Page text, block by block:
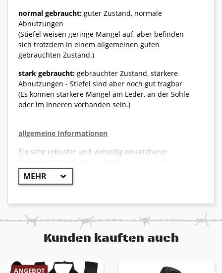
normal gebraucht: guter Zustand, normale
Abnutzungen
(Stiefel weisen geringe Mängel auf, aber befinden
sich trotzdem in einem allgemeinen guten
gebrauchten Zustand.)
stark gebraucht: gebrauchter Zustand, stärkere
Abnutzungen - Stiefel sind aber noch gut tragbar
(Es können stärkere Mängel am Leder, an der Sohle
oder im Inneren vorhanden sein.)
allgemeine Informationen
Ein sehr robuster und vielseitig einsetzbarer
bei der Polizei gedacht. Er besitzt die
Sicherheitsklasse S3, ist wasserdicht durch Gore-Tex
Dadurch bietet er hohen Arbeitsschutz und weist
gleichzeitig großen Tragekomfort auf. Der perfekte
Stiefel für jede Jahreszeit in diesem Bereich.
Obermaterial:Waterproofleder, hydrophobiert,
Innenfutter:
GORE-TEX® Performance: 4-lagiges
Kunden kauften auch
ANGEBOT